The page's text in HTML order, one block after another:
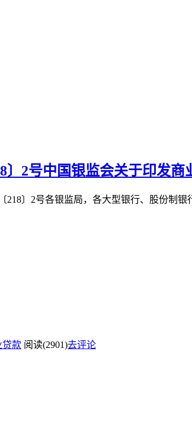
2号中国银监会关于印发商
〕2号各银监局，各大型银行、股份制
贷款 阅读(2901)去评论